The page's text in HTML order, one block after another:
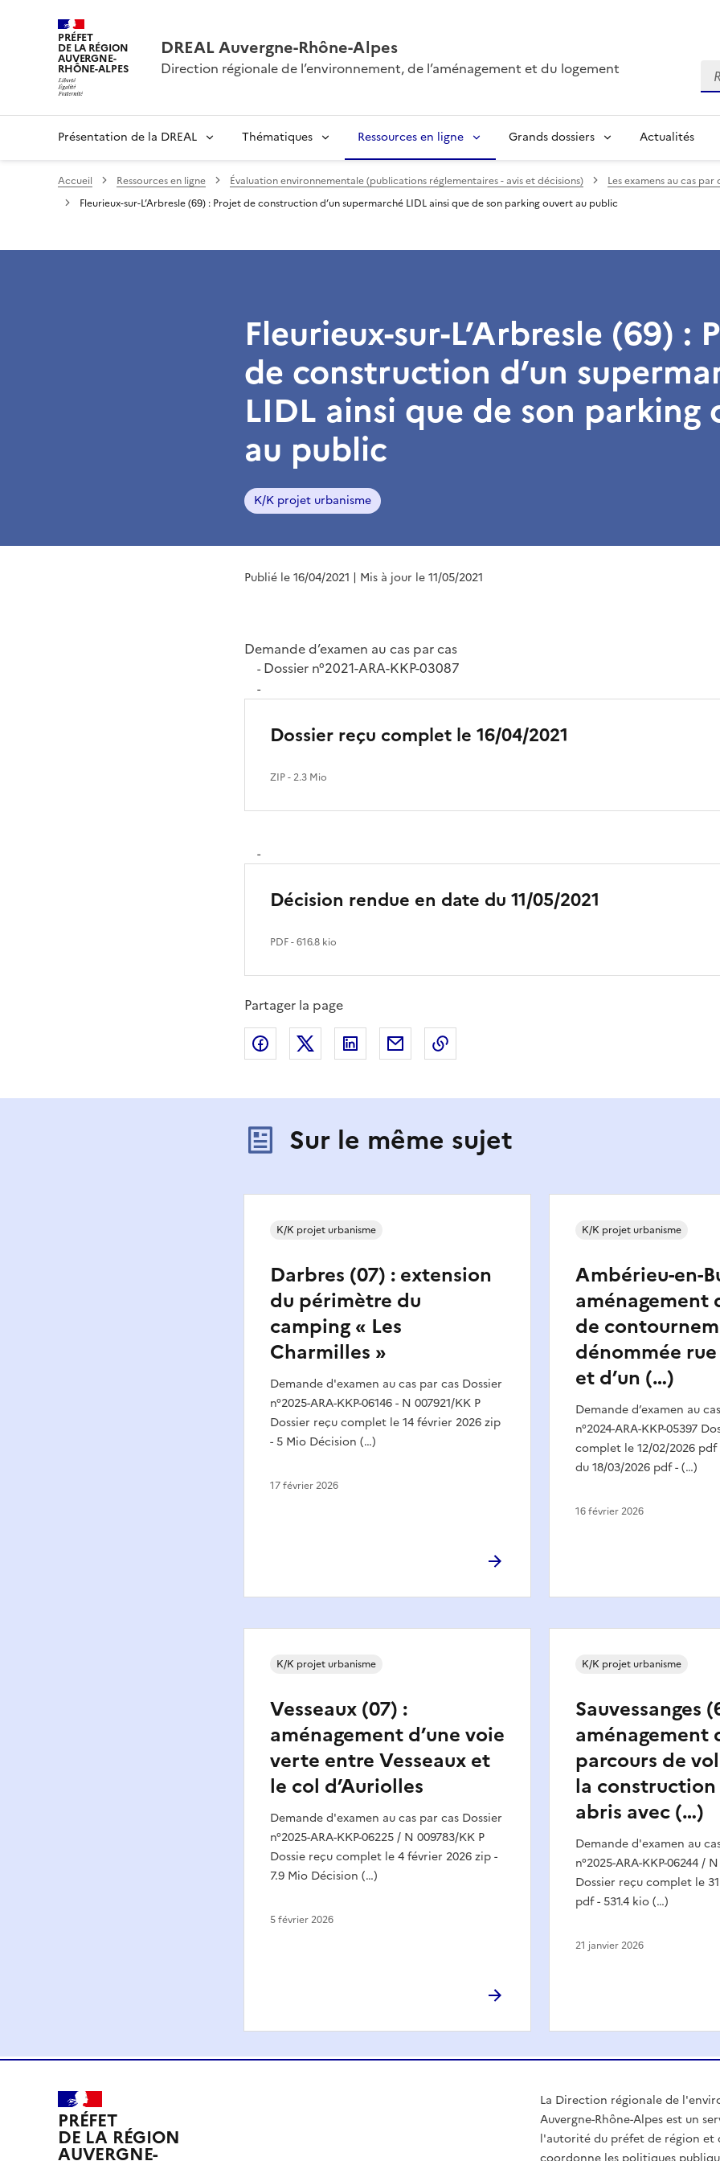
PRÉFET
DE LA RÉGION
AUVERGNE-
RHÔNE-ALPES
DREAL Auvergne-Rhône-Alpes
Direction régionale de l’environnement, de l’aménagement et du logement
Présentation de la DREAL Thématiques Ressources en ligne Grands dossiers Actualités
Accueil Ressources en ligne Évaluation environnementale (publications réglementaires - avis et décisions)
Les examens au cas par
Fleurieux-sur-L’Arbresle (69) : Projet de construction d’un supermarché LIDL ainsi que de son parking ouvert au public
Fleurieux-sur-L’Arbresle (69) :
de construction d’un
LIDL ainsi que de son parking
au public
K/K projet urbanisme
Publié le 16/04/2021 | Mis à jour le 11/05/2021
Demande d’examen au cas par cas
-Dossier n°2021-ARA-KKP-03087
-
Dossier reçu complet le 16/04/2021
ZIP- 2.3 Mio
-
Décision rendue en date du 11/05/2021
PDF- 616.8 kio
Partager la page
Partager sur Facebook
Partager sur XPartager sur LinkedIn
Partager par email
Sur le même sujet
Darbres (07) : extension
du périmètre du
camping « Les
Charmilles »
Demande d'examen au cas par cas Dossier
n°2025-ARA-KKP-06146 - N 007921/KK P
Dossier reçu complet le 14 février 2026 zip
- 5 Mio Décision (…)
K/K projet urbanisme
17 février 2026
Ambérieu-en-
aménagement
de
dénommée
et d’un (…)
Demande d’examen au
n°2024-ARA-KKP-05397
complet le 12/02/2026 pdf
du 18/03/2026 pdf - (…)
K/K projet urbanisme
16 février 2026
Vesseaux (07) :
aménagement d’une voie
verte entre Vesseaux et
le col d’Auriolles
Demande d'examen au cas par cas Dossier
n°2025-ARA-KKP-06225 / N 009783/KK P
Dossie reçu complet le 4 février 2026 zip -
7.9 Mio Décision (…)
K/K projet urbanisme
5 février 2026
Sauvessanges
aménagement
parcours de
la construction
abris avec (…)
Demande d'examen au
n°2025-ARA-KKP-06244 /
Dossier reçu complet le
pdf - 531.4 kio (…)
K/K projet urbanisme
21 janvier 2026
PRÉFET
DE LA RÉGION
AUVERGNE-
La Direction régionale de
Auvergne-Rhône-Alpes est un
l'autorité du préfet de région et